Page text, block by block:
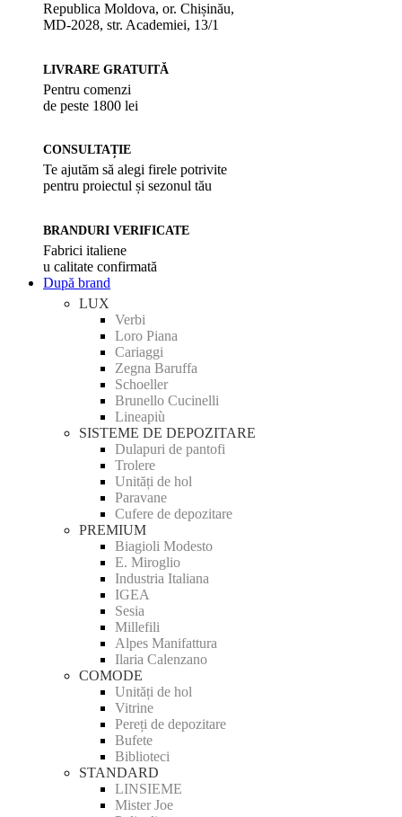
Republica Moldova, or. Chișinău,
MD-2028, str. Academiei, 13/1
LIVRARE GRATUITĂ
Pentru comenzi
de peste 1800 lei
CONSULTAȚIE
Te ajutăm să alegi firele potrivite
pentru proiectul și sezonul tău
BRANDURI VERIFICATE
Fabrici italiene
u calitate confirmată
După brand
LUX
Verbi
Loro Piana
Cariaggi
Zegna Baruffa
Schoeller
Brunello Cucinelli
Lineapiù
SISTEME DE DEPOZITARE
Dulapuri de pantofi
Trolere
Unități de hol
Paravane
Cufere de depozitare
PREMIUM
Biagioli Modesto
E. Miroglio
Industria Italiana
IGEA
Sesia
Millefili
Alpes Manifattura
Ilaria Calenzano
COMODE
Unități de hol
Vitrine
Pereți de depozitare
Bufete
Biblioteci
STANDARD
LINSIEME
Mister Joe